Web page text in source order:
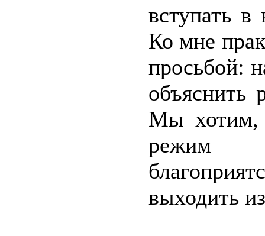
вступать
Ко мне
просьбой:
объяснить
Мы хотим,
выходить